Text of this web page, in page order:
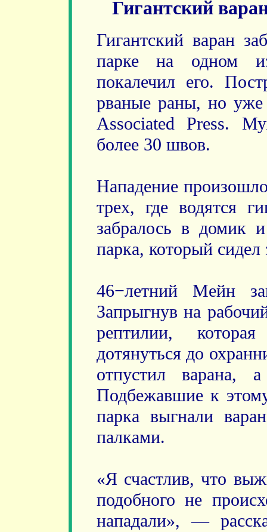
Гигантский
Гигантский варан
парке на одном
покалечил его.
рваные раны, но уже
Associated Press.
более 30 швов.
Нападение
трех, где водятся
забралось в домик
парка, который
46−летний Мейн
Запрыгнув на
рептилии,
дотянуться до
отпустил
Подбежавшие к
парка выгнали
палками.
«Я счастлив, что
подобного не
нападали», —